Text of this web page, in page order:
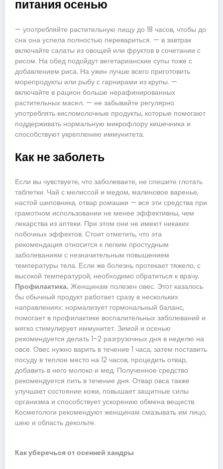
питания осенью
— употребляйте растительную пищу до 18 часов, чтобы до
сна она успела полностью перевариться. — в завтрак
включайте салаты из овощей или фруктов в сочетании с
рисом. На обед подойдут вегетарианские супы тоже с
добавлением риса. На ужин лучше всего приготовить
морепродукты или рыбу с гарнирами из крупы. —
включайте в рацион больше нерафинированных
растительных масел. — не забывайте регулярно
употреблять кисломолочные продукты, которые помогают
поддерживать нормальную микрофлору кишечника и
способствуют укреплению иммунитета.
Как не заболеть
Если вы чувствуете, что заболеваете, не спешите глотать
таблетки. Чай с мелиссой и медом, малиновое варенье,
настой шиповника, отвар ромашки — все эти средства при
грамотном использовании не менее эффективны, чем
лекарства из аптеки. При этом они не имеют никаких
побочных эффектов. Стоит отметить, что эта
рекомендация относится к легким простудным
заболеваниям с незначительным повышением
температуры тела. Если же болезнь протекает тяжело, с
высокой температурой, необходимо обратиться к врачу.
Профилактика. Женщинам полезен овес. Этот казалось
бы обычный продукт работает сразу в нескольких
направлениях: нормализует гормональный баланс,
помогает в профилактике воспалительных заболеваний и
мягко стимулирует иммунитет. Зимой и осенью
рекомендуется делать 1–2 разгрузочных дня в неделю на
овсе. Овес нужно варить в течение 1 часа, затем поставить
посуду в теплое место на 12 часов, процедить отвар,
добавить в него молоко и мед. Полученное средство
рекомендуется пить в течение дня. Отвар овса также
улучшает состояние кожи, повышает защитные силы
организма и способствует ускорению обмена веществ.
Косметологи рекомендуют женщинам смазывать им лицо,
шею и область декольте.
Как уберечься от осенней хандры